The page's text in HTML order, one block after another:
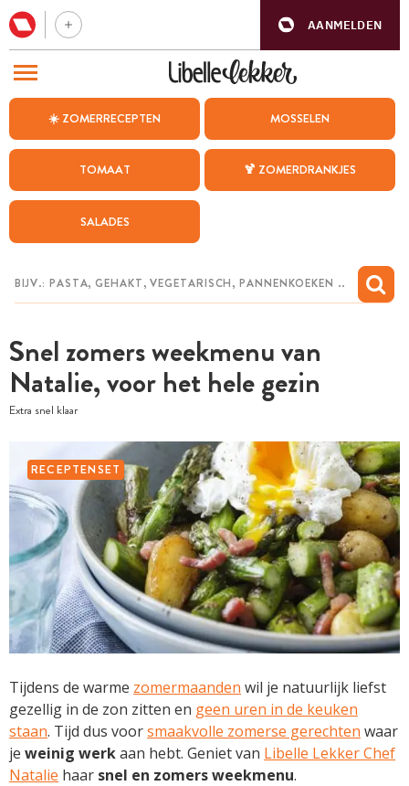
AANMELDEN
☀️ ZOMERRECEPTEN MOSSELEN
TOMAAT 🍹 ZOMERDRANKJES
SALADES
Snel zomers weekmenu van
Natalie, voor het hele gezin
Extra snel klaar
RECEPTENSET
Tijdens de warme zomermaanden wil je natuurlijk liefst
gezellig in de zon zitten en geen uren in de keuken
staan. Tijd dus voorsmaakvolle zomerse gerechten waar
je weinig werkaan hebt. Geniet van Libelle Lekker Chef
Natalie haar snel en zomersweekmenu.
BEZOEK ONZE ANDERE WEBSITES
WEEKMENU
CHAT MET MAIA
MIJN BEWAARDE RECEPTEN